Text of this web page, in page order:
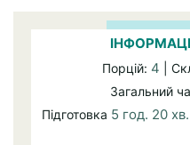
Порцій: 4 |
Загальний
Підготовка 5 год. 20 хв.